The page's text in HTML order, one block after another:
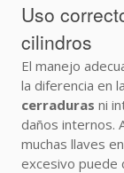
Uso
cilindros
El manejo
la diferencia en
cerraduras ni
daños internos.
muchas llaves
excesivo puede